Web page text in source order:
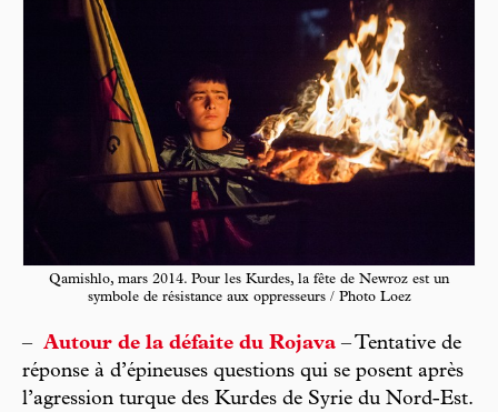
Qamishlo, mars 2014. Pour les Kurdes, la fête de Newroz est un
symbole de résistance aux oppresseurs / Photo Loez
– Autour de la défaite du Rojava – Tentative de
réponse à d’épineuses questions qui se posent après
l’agression turque des Kurdes de Syrie du Nord-Est.